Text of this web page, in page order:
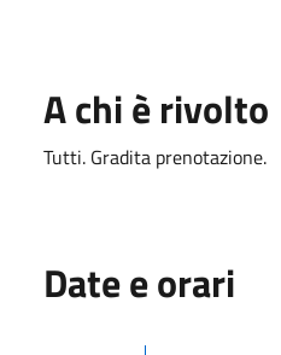
A chi è rivolto
Tutti. Gradita prenotazione.
Date e orari